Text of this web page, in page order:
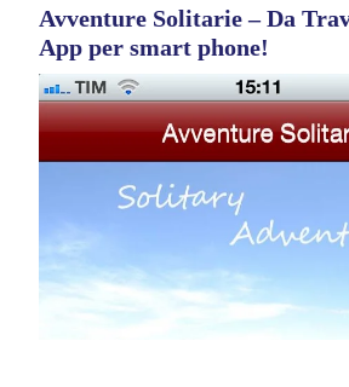
Avventure Solitarie – Da
App per smart phone!